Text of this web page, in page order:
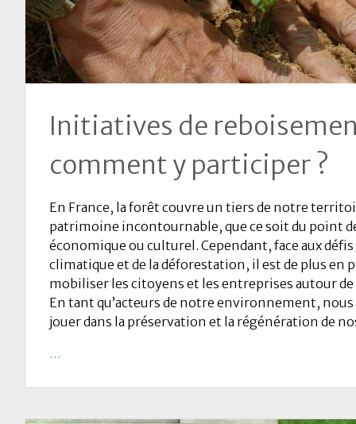
Initiatives de
comment y participer ?
En France, la forêt couvre un tiers de notre
patrimoine incontournable, que ce soit du point
économique ou culturel. Cependant, face aux
climatique et de la déforestation, il est de plus en
mobiliser les citoyens et les entreprises autour
En tant qu’acteurs de notre environnement, nous
jouer dans la préservation et la régénération de
…